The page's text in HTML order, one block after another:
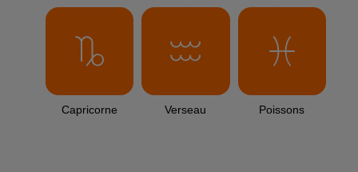
Capricorne Verseau Poissons